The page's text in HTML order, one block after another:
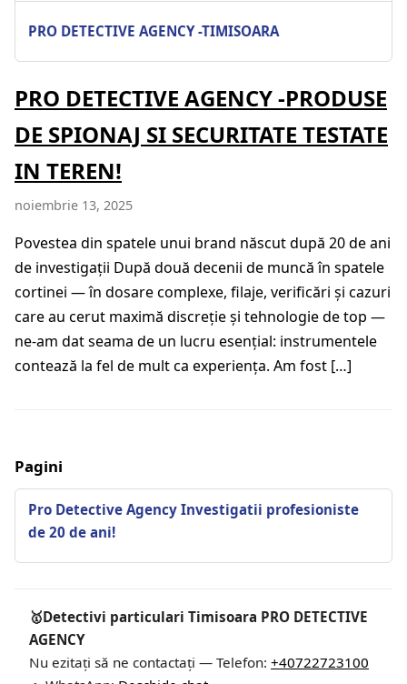
PRO DETECTIVE AGENCY -TIMISOARA
PRO DETECTIVE AGENCY -PRODUSE
DE SPIONAJ SI SECURITATE TESTATE
IN TEREN!
noiembrie 13, 2025
Povestea din spatele unui brand născut după 20 de ani
de investigații După două decenii de muncă în spatele
cortinei — în dosare complexe, filaje, verificări și cazuri
care au cerut maximă discreție și tehnologie de top —
ne-am dat seama de un lucru esențial: instrumentele
contează la fel de mult ca experiența. Am fost […]
Pagini
Pro Detective Agency Investigatii profesioniste
de 20 de ani!
🥇Detectivi particulari Timisoara PRO DETECTIVE
AGENCY
Nu ezitați să ne contactați — Telefon: +40722723100